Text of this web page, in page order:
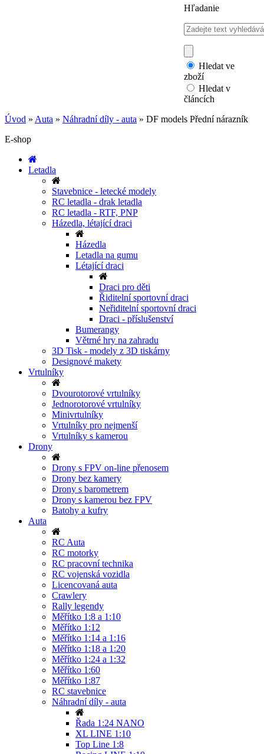
Hľadanie
Hledat ve
zboží
Hledat v
článcích
Úvod » Auta » Náhradní díly - auta » DF models Přední nárazník
E-shop
Letadla
Stavebnice - letecké modely
RC letadla - drak letadla
RC letadla - RTF, PNP
Házedla, létající draci
Házedla
Letadla na gumu
Létající draci
Draci pro děti
Řiditelní sportovní draci
Neřiditelní sportovní draci
Draci - příslušenství
Bumerangy
Větrné hry na zahradu
3D Tisk - modely z 3D tiskárny
Designové makety
Vrtulníky
Dvourotorové vrtulníky
Jednorotorové vrtulníky
Minivrtulníky
Vrtulníky pro nejmenší
Vrtulníky s kamerou
Drony
Drony s FPV on-line přenosem
Drony bez kamery
Drony s barometrem
Drony s kamerou bez FPV
Batohy a kufry
Auta
RC Auta
RC motorky
RC pracovní technika
RC vojenská vozidla
Licencovaná auta
Crawlery
Rally legendy
Měřítko 1:8 a 1:10
Měřítko 1:12
Měřítko 1:14 a 1:16
Měřítko 1:18 a 1:20
Měřítko 1:24 a 1:32
Měřítko 1:60
Měřítko 1:87
RC stavebnice
Náhradní díly - auta
Řada 1:24 NANO
XL LINE 1:10
Top Line 1:8